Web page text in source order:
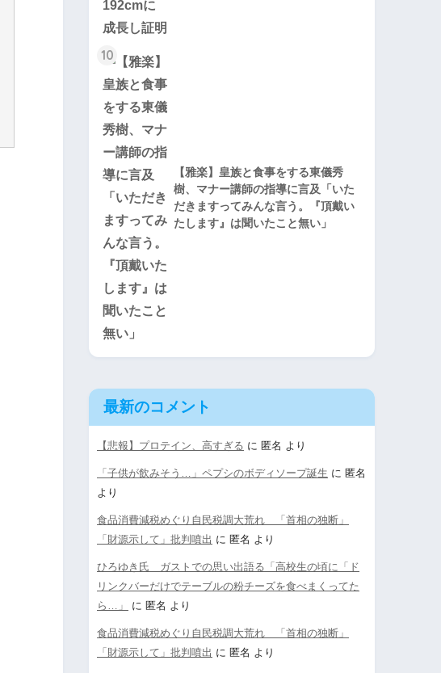
10
【雅楽】皇族と食事をする東儀秀
樹、マナー講師の指導に言及「いた
だきますってみんな言う。『頂戴い
たします』は聞いたこと無い」
最新のコメント
【悲報】プロテイン、高すぎる に 匿名 より
「子供が飲みそう…」ペプシのボディソープ誕生 に 匿名
より
食品消費減税めぐり自民税調大荒れ 「首相の独断」
「財源示して」批判噴出 に 匿名 より
ひろゆき氏 ガストでの思い出語る「高校生の頃に「ド
リンクバーだけでテーブルの粉チーズを食べまくってた
ら…」
に 匿名 より
食品消費減税めぐり自民税調大荒れ 「首相の独断」
「財源示して」批判噴出 に 匿名 より